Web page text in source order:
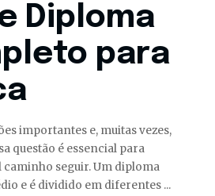
Diploma
para
importantes e, muitas vezes,
questão é essencial para
caminho seguir. Um diploma
e é dividido em diferentes ...